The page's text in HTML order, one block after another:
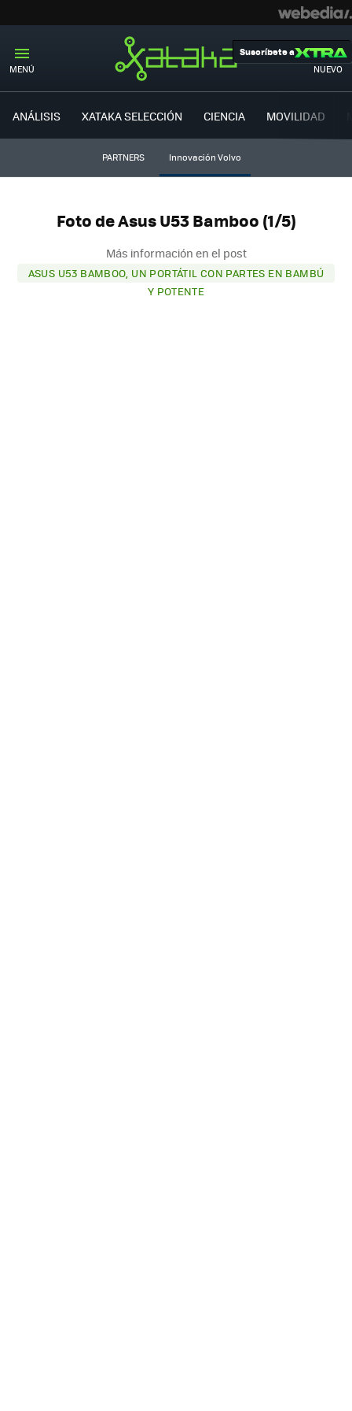
MENÚ NUEVO
Suscríbete a
ANÁLISIS XATAKA SELECCIÓN CIENCIA MOVILIDAD
PARTNERS Innovación Volvo
Foto de Asus U53 Bamboo (1/5)
Más información en el post
ASUS U53 BAMBOO, UN PORTÁTIL CON PARTES EN BAMBÚ
Y POTENTE